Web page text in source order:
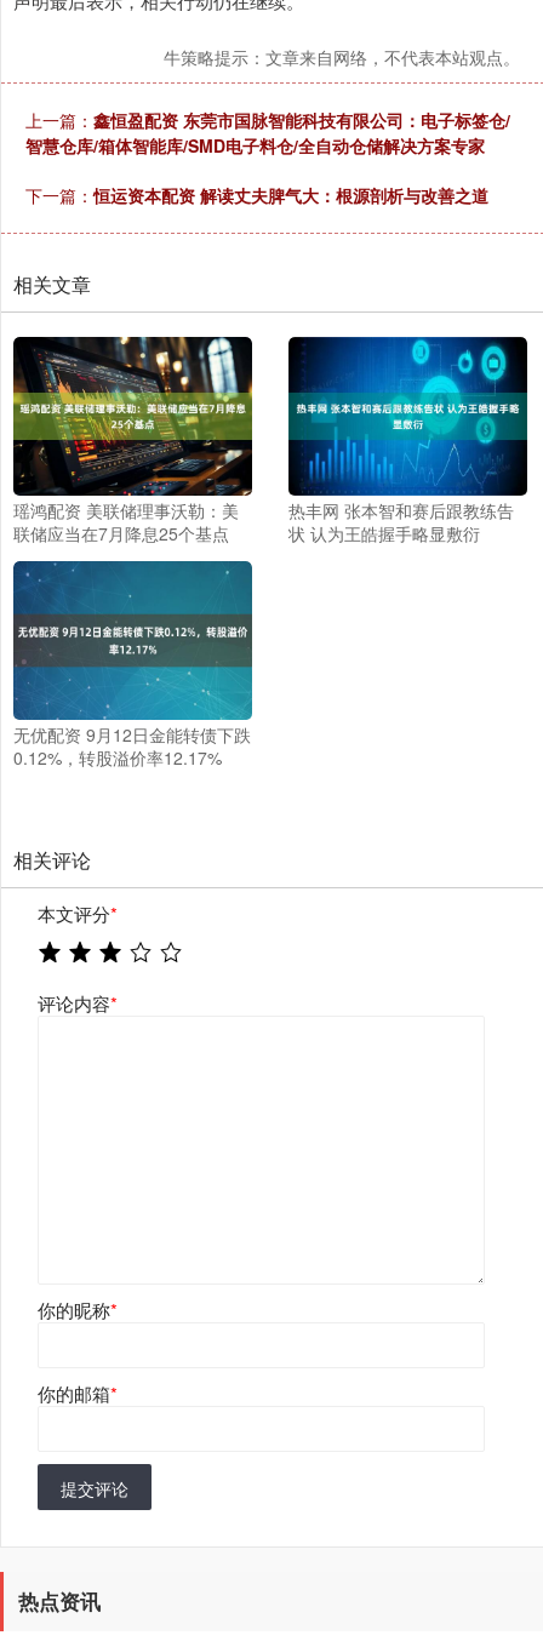
牛策略提示：文章来自网络，不代表本站观点。
上一篇： 鑫恒盈配资 东莞市国脉智能科技有限公司：电子标签仓/
智慧仓库/箱体智能库/SMD电子料仓/全自动仓储解决方案专家
下一篇：恒运资本配资 解读丈夫脾气大：根源剖析与改善之道
相关文章
瑶鸿配资 美联储理事沃勒：美
联储应当在7月降息25个基点
热丰网 张本智和赛后跟教练告
状 认为王皓握手略显敷衍
无优配资 9月12日金能转债下跌
0.12%，转股溢价率12.17%
相关评论
本文评分*
评论内容*
你的昵称*
你的邮箱*
提交评论
热点资讯